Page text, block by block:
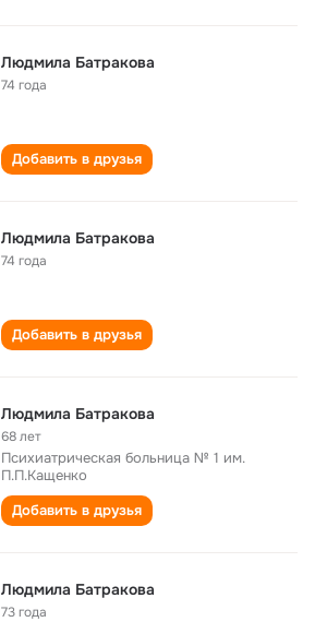
Людмила Батракова
74 года
Добавить в друзья
Людмила Батракова
74 года
Добавить в друзья
Людмила Батракова
68 лет
Психиатрическая больница № 1 им.
П.П.Кащенко
Добавить в друзья
Людмила Батракова
73 года